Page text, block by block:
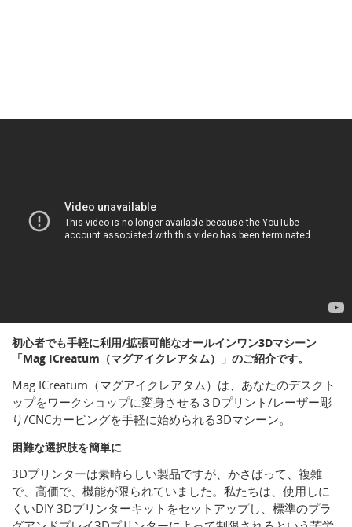
初心者でも手軽に利用/拡張可能なオールインワン3Dマシーン
「Mag ICreatum（マグアイクレアタム）」のご紹介です。
Mag ICreatum（マグアイクレアタム）は、あなたのデスクト
ップをワークショップに変身させる３Dプリント/レーザー彫
り/CNCカービングを手軽に始められる3Dマシーン。
困難な選択肢を簡単に
3Dプリンターは素晴らしい製品ですが、かさばって、複雑
で、高価で、機能が限られていました。私たちは、使用しに
くいDIY 3Dプリンターキットをセットアップし、標準のプラ